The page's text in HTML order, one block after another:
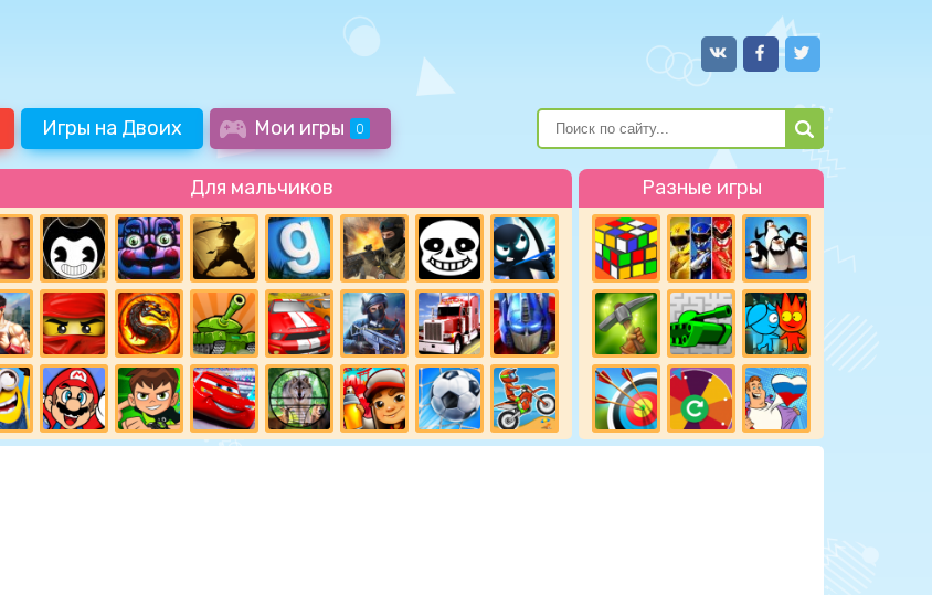
Игры на Двоих Мои игры 0
Для мальчиков Разные игры